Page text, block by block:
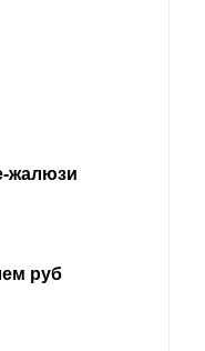
жалюзи
руб